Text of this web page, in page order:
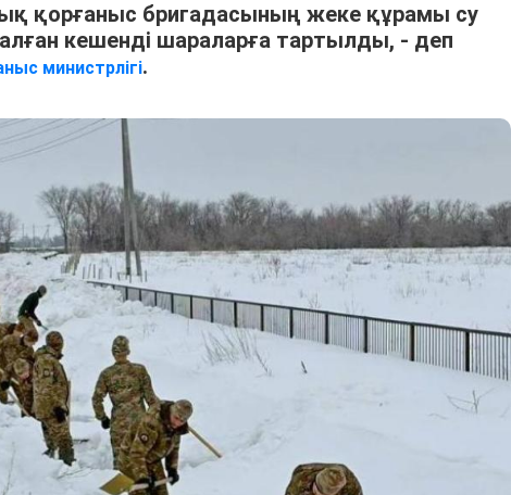
қорғаныс бригадасының жеке құрамы су
кешенді шараларға тартылды, - деп
министрлігі.